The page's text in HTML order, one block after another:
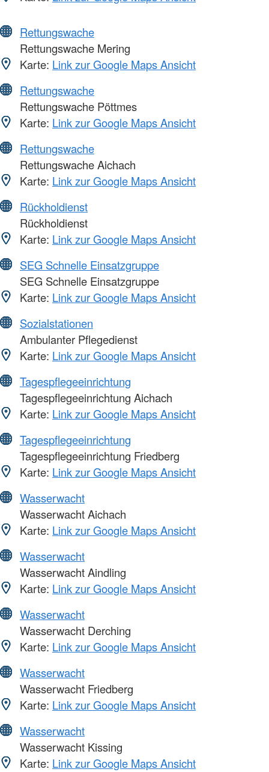
Rettungswache
Rettungswache Mering
Karte: Link zur Google Maps Ansicht
Rettungswache
Rettungswache Pöttmes
Karte: Link zur Google Maps Ansicht
Rettungswache
Rettungswache Aichach
Karte: Link zur Google Maps Ansicht
Rückholdienst
Rückholdienst
Karte: Link zur Google Maps Ansicht
SEG Schnelle Einsatzgruppe
SEG Schnelle Einsatzgruppe
Karte: Link zur Google Maps Ansicht
Sozialstationen
Ambulanter Pflegedienst
Karte: Link zur Google Maps Ansicht
Tagespflegeeinrichtung
Tagespflegeeinrichtung Aichach
Karte: Link zur Google Maps Ansicht
Tagespflegeeinrichtung
Tagespflegeeinrichtung Friedberg
Karte: Link zur Google Maps Ansicht
Wasserwacht
Wasserwacht Aichach
Karte: Link zur Google Maps Ansicht
Wasserwacht
Wasserwacht Aindling
Karte: Link zur Google Maps Ansicht
Wasserwacht
Wasserwacht Derching
Karte: Link zur Google Maps Ansicht
Wasserwacht
Wasserwacht Friedberg
Karte: Link zur Google Maps Ansicht
Wasserwacht
Wasserwacht Kissing
Karte: Link zur Google Maps Ansicht